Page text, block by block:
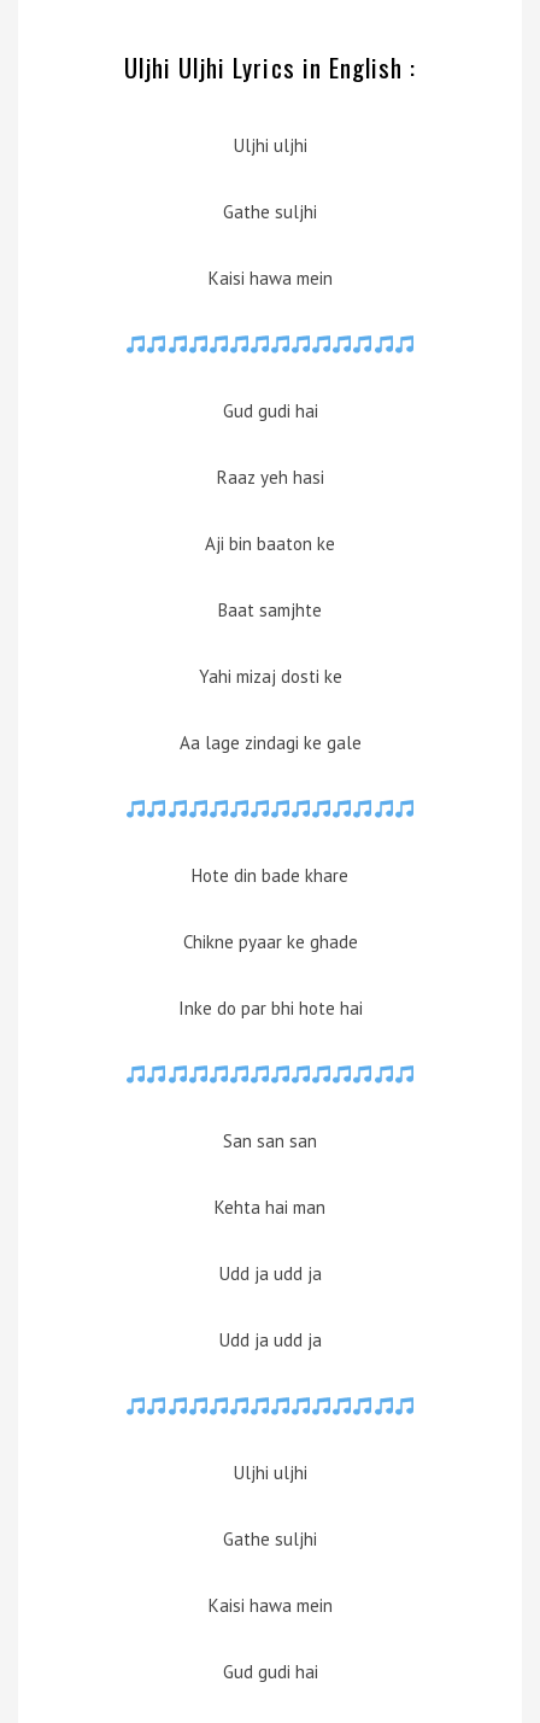
Uljhi Uljhi Lyrics in English :
Uljhi uljhi
Gathe suljhi
Kaisi hawa mein
Gud gudi hai
Raaz yeh hasi
Aji bin baaton ke
Baat samjhte
Yahi mizaj dosti ke
Aa lage zindagi ke gale
Hote din bade khare
Chikne pyaar ke ghade
Inke do par bhi hote hai
San san san
Kehta hai man
Udd ja udd ja
Udd ja udd ja
Uljhi uljhi
Gathe suljhi
Kaisi hawa mein
Gud gudi hai